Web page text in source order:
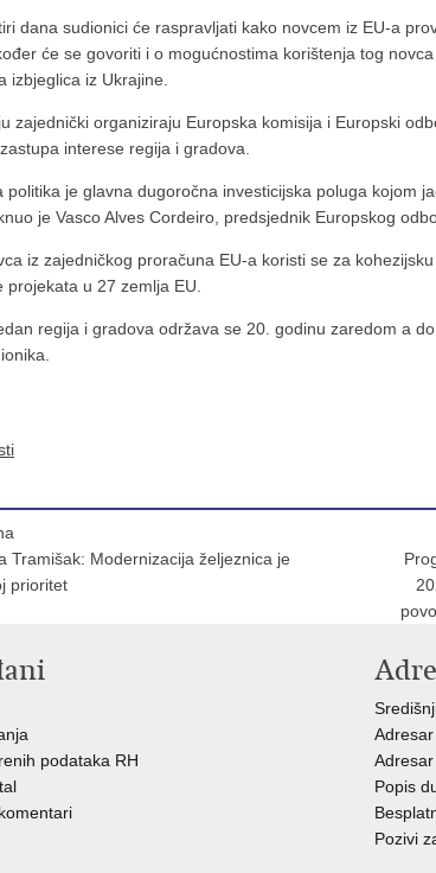
dana sudionici će raspravljati kako novcem iz EU-a
će se govoriti i o mogućnostima korištenja tog
izbjeglica iz Ukrajine.
zajednički organiziraju Europska komisija i Europski
interese regija i gradova.
politika je glavna dugoročna investicijska poluga kojom
je Vasco Alves Cordeiro, predsjednik Europskog
iz zajedničkog proračuna EU-a koristi se za
projekata u 27 zemlja EU.
regija i gradova održava se 20. godinu zaredom a
Tramišak: Modernizacija željeznica je
prioritet
podataka RH
Popis
Pozivi